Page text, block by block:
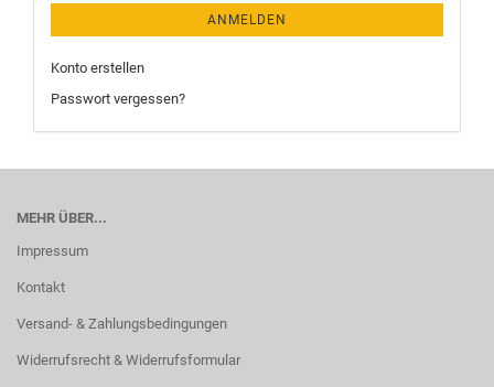
ANMELDEN
Konto erstellen
Passwort vergessen?
MEHR ÜBER...
Impressum
Kontakt
Versand- & Zahlungsbedingungen
Widerrufsrecht & Widerrufsformular